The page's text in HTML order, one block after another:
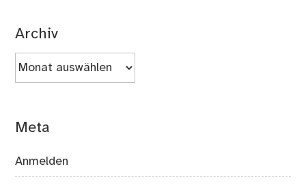
Archiv
Archiv
Meta
Anmelden